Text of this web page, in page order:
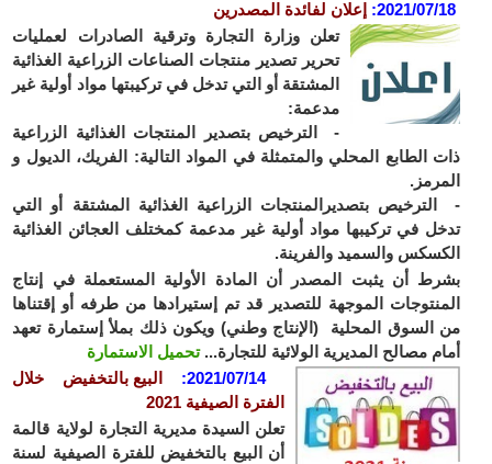
2021/07/
: إعلان لفائدة المصدرين
تعلن وزارة التجارة وترقية الصادرات لعمليات
تحرير تصدير منتجات الصناعات الزراعية الغذائية
المشتقة أو التي تدخل في تركيبتها مواد أولية غير
مدعمة:
- الترخيص بتصدير المنتجات الغذائية الزراعية
الطابع المحلي والمتمثلة في المواد التالية: الفريك، الديول و
بتصديرالمنتجات الزراعية الغذائية المشتقة أو التي
في تركيبها مواد أولية غير مدعمة كمختلف العجائن الغذائية
والسميد والفرينة.
أن يثبت المصدر أن المادة الأولية المستعملة في إنتاج
الموجهة للتصدير قد تم إستيرادها من طرفه أو إقتناها
المحلية (الإنتاج وطني) ويكون ذلك بملأ إستمارة تعهد
مصالح المديرية الولائية للتجارة...تحميل الاستمارة
2021/07/14
:
البيع بالتخفيض خلال
الفترة الصيفية 2021
تعلن السيدة مديرية التجارة لولاية قالمة
أن البيع بالتخفيض للفترة الصيفية لسنة